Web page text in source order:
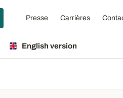
Presse Carrières
English version